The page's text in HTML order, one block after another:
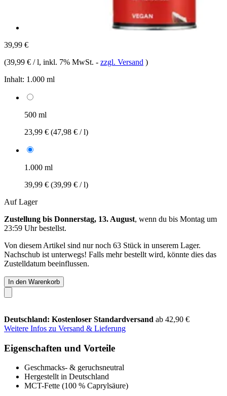
39,99 €
(39,99 € / l, inkl. 7% MwSt. - zzgl. Versand )
Inhalt: 1.000 ml
500 ml
23,99 € (47,98 € / l)
1.000 ml
39,99 € (39,99 € / l)
Auf Lager
Zustellung bis Donnerstag, 13. August, wenn du bis Montag um
23:59 Uhrbestellst.
Von diesem Artikel sind nur noch 63 Stück in unserem Lager.
Nachschub ist unterwegs! Falls mehr bestellt wird, könnte dies das
Zustelldatum beeinflussen.
In den Warenkorb
Deutschland: Kostenloser Standardversand ab 42,90 €
Weitere Infos zu Versand & Lieferung
Eigenschaften und Vorteile
Geschmacks- & geruchsneutral
Hergestellt in Deutschland
MCT-Fette (100 % Caprylsäure)